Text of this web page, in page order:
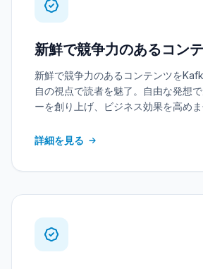
新鮮で競争力のあるコン
新鮮で競争力のあるコンテンツを
自の視点で読者を魅了。自由な発想
ーを創り上げ、ビジネス効果を高め
詳細を見る